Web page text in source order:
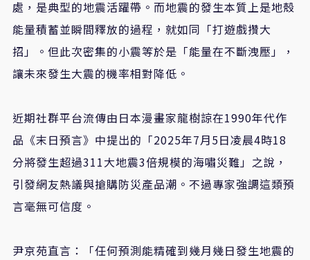
處，是典型的地震活躍帶。而地震的發生本質上是地殼
能量積蓄並瞬間釋放的過程，就如同「打遊戲攢大
招」。但此次密集的小震等於是「能量在不斷洩壓」，
讓未來發生大震的機率相對降低。
近期社群平台流傳由日本漫畫家龍樹諒在1990年代作
品《末日預言》中提出的「2025年7月5日凌晨4時18
分將發生超過311大地震3倍規模的海嘯災難」之說，
引發網友熱議與搶購防災產品潮。不過專家強調這類預
言毫無可信度。
尹京苑直言：「任何預測能精確到幾月幾日發生地震的